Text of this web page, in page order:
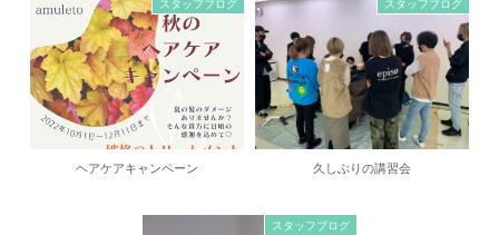
スタッフブログ
ヘアケアキャンペーン
スタッフブログ
久しぶりの講習会
スタッフブログ